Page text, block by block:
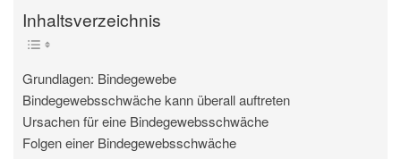
Inhaltsverzeichnis
Grundlagen: Bindegewebe
Bindegewebsschwäche kann überall auftreten
Ursachen für eine Bindegewebsschwäche
Folgen einer Bindegewebsschwäche